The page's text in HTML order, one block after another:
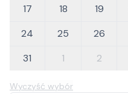
17
18 19
24
25 26
31
1 2
Wyczyść wybór